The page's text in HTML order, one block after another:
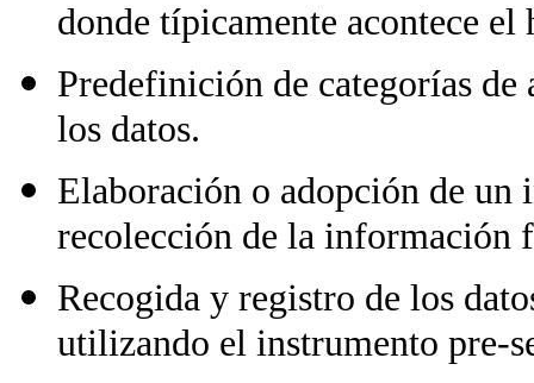
donde típicamente acontece el
Predefinición de categorías
los datos.
Elaboración o adopción de un
recolección de la información
Recogida y registro de los
utilizando el instrumento pre-